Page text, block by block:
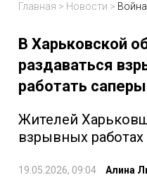
Главная > Новости >
В Харьковской
раздаваться
работать
Жителей
взрывных работах
19.05.2026, 09:04 Алина